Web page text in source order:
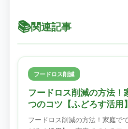
📚関連記事
フードロス削減
フードロス削減の方法！
つのコツ【ふどろす活用】
フードロス削減の方法！家庭で